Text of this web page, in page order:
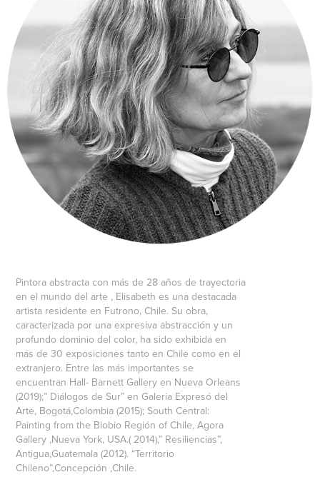
Pintora abstracta con más de 28 años de trayectoria
en el mundo del arte , Elisabeth es una destacada
artista residente en Futrono, Chile. Su obra,
caracterizada por una expresiva abstracción y un
profundo dominio del color, ha sido exhibida en
más de 30 exposiciones tanto en Chile como en el
extranjero. Entre las más importantes se
encuentran Hall- Barnett Gallery en Nueva Orleans
(2019);” Diálogos de Sur” en Galeria Expresó del
Arte, Bogotá,Colombia (2015); South Central:
Painting from the Biobio Región of Chile, Agora
Gallery ,Nueva York, USA.( 2014),” Resiliencias”,
Antigua,Guatemala (2012). “Territorio
Chileno”,Concepción ,Chile.